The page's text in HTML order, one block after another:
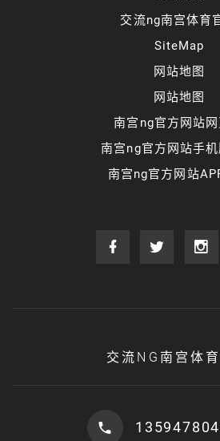
交流ng南宫体育
SiteMap
网站地图
网站地图
南宫ng官方网站
南宫ng官方网站手
南宫ng官方网站
交流NG南宫体